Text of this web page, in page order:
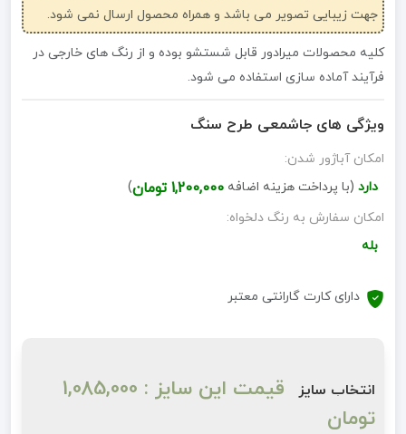
جهت زیبایی تصویر می باشد و همراه محصول ارسال نمی شود.
کلیه محصولات میرادور قابل شستشو بوده و از رنگ های خارجی در
فرآیند آماده سازی استفاده می شود.
ویژگی های جاشمعی طرح سنگ
امکان آباژور شدن:
دارد (با پرداخت هزینه اضافه 1,200,000 تومان
)
امکان سفارش به رنگ دلخواه:
بله
دارای کارت گارانتی معتبر
انتخاب سایز
قیمت این سایز : 1,085,000
تومان